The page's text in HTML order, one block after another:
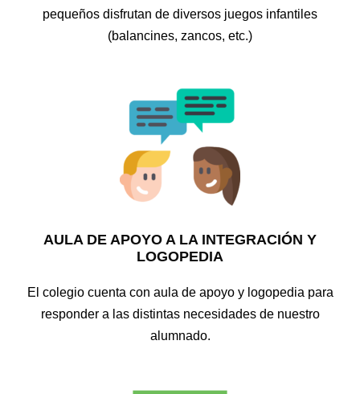
pequeños disfrutan de diversos juegos infantiles
(balancines, zancos, etc.)
AULA DE APOYO A LA INTEGRACIÓN Y
LOGOPEDIA
El colegio cuenta con aula de apoyo y logopedia para
responder a las distintas necesidades de nuestro
alumnado.